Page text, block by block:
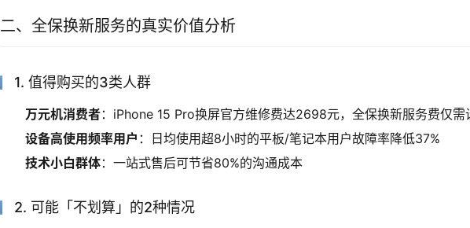
二、全保换新服务的真实价值分析
1. 值得购买的3类人群
万元机消费者：iPhone 15 Pro换屏官方维修费达2698元，全保换新服务费仅需
设备高使用频率用户 ：日均使用超8小时的平板/笔记本用户故障率降低37%
技术小白群体：一站式售后可节省80%的沟通成本
2. 可能「不划算」的2种情况